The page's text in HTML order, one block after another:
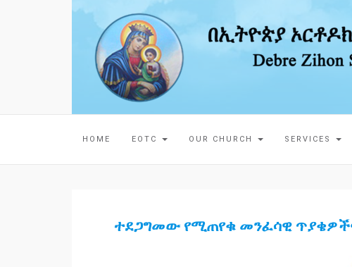
HOME EOTC OUR CHURCH SERVICES
ተደጋግመው የሚጠየቁ መንፈሳዊ